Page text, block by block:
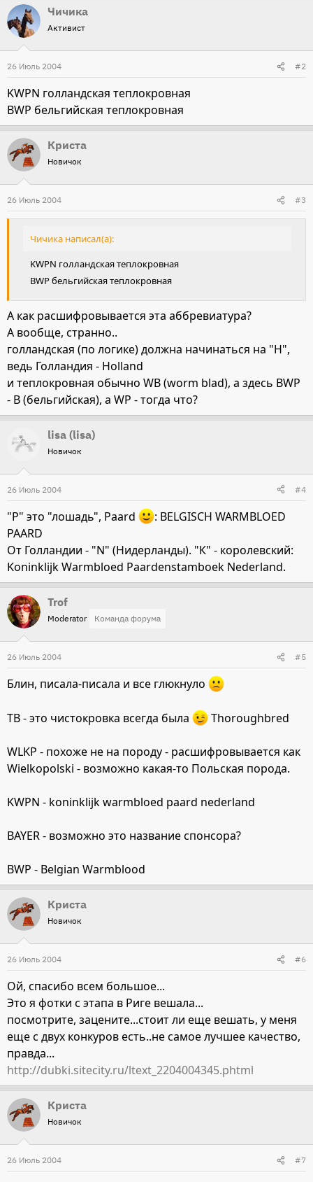
Чичика
Активист
26 Июль 2004 #2
KWPN голландская теплокровная
BWP бельгийская теплокровная
Криста
Новичок
26 Июль 2004 #3
Чичика написал(а):
KWPN голландская теплокровная
BWP бельгийская теплокровная
А как расшифровывается эта аббревиатура?
А вообще, странно..
голландская (по логике) должна начинаться на "H",
ведь Голландия - Holland
и теплокровная обычно WB (worm blad), а здесь BWP
- В (бельгийская), а WP - тогда что?
lisa (lisa)
Новичок
26 Июль 2004 #4
"P" это "лошадь", Paard
: BELGISCH WARMBLOED
PAARD
От Голландии - "N" (Нидерланды). "К" - королевский:
Koninklijk Warmbloed Paardenstamboek Nederland.
Trof
Moderator Команда форума
26 Июль 2004 #5
Блин, писала-писала и все глюкнуло
TB - это чистокровка всегда была Thoroughbred
WLKP - похоже не на породу - расшифровывается как
Wielkopolski - возможно какая-то Польская порода.
KWPN - koninklijk warmbloed paard nederland
BAYER - возможно это название спонсора?
BWP - Belgian Warmblood
Криста
Новичок
26 Июль 2004 #6
Ой, спасибо всем большое...
Это я фотки с этапа в Риге вешала...
посмотрите, зацените...стоит ли еще вешать, у меня
еще с двух конкуров есть..не самое лучшее качество,
правда...
http://dubki.sitecity.ru/ltext_2204004345.phtml
Криста
Новичок
26 Июль 2004 #7